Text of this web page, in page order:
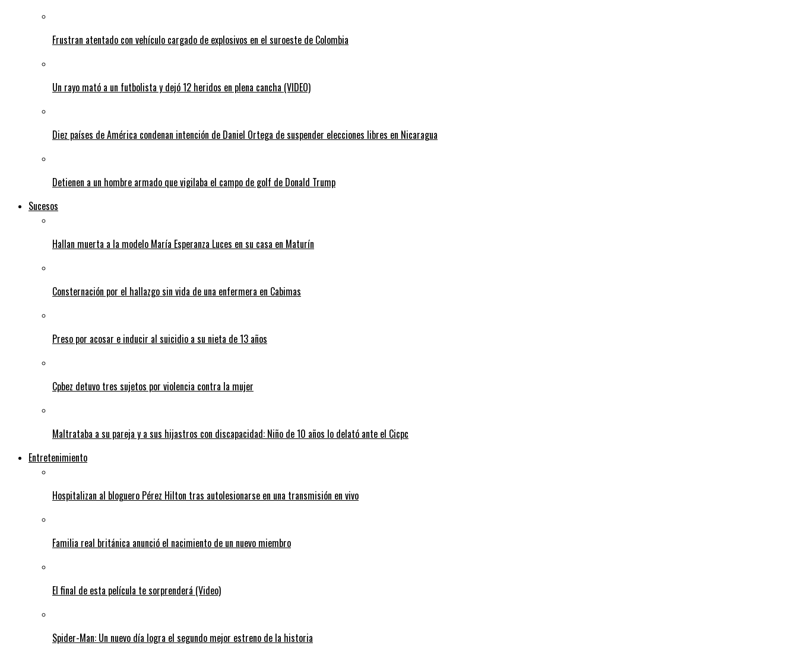
Frustran atentado con vehículo cargado de explosivos en el suroeste de Colombia
Un rayo mató a un futbolista y dejó 12 heridos en plena cancha (VIDEO)
Diez países de América condenan intención de Daniel Ortega de suspender elecciones libres en Nicaragua
Detienen a un hombre armado que vigilaba el campo de golf de Donald Trump
Sucesos
Hallan muerta a la modelo María Esperanza Luces en su casa en Maturín
Consternación por el hallazgo sin vida de una enfermera en Cabimas
Preso por acosar e inducir al suicidio a su nieta de 13 años
Cpbez detuvo tres sujetos por violencia contra la mujer
Maltrataba a su pareja y a sus hijastros con discapacidad: Niño de 10 años lo delató ante el Cicpc
Entretenimiento
Hospitalizan al bloguero Pérez Hilton tras autolesionarse en una transmisión en vivo
Familia real británica anunció el nacimiento de un nuevo miembro
El final de esta película te sorprenderá (Video)
Spider-Man: Un nuevo día logra el segundo mejor estreno de la historia